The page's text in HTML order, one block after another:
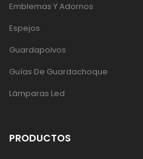
Emblemas Y Adornos
Espejos
Guardapolvos
Guías De Guardachoque
Lámparas Led
PRODUCTOS